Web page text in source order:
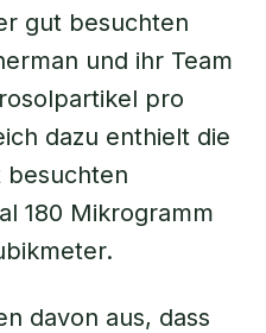
gut besuchten
und ihr Team
pro
dazu enthielt die
besuchten
180 Mikrogramm
davon aus, dass